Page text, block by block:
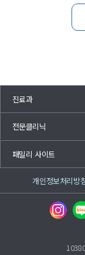
진료과
전문클리닉
패밀리 사이트
개인정보처리방